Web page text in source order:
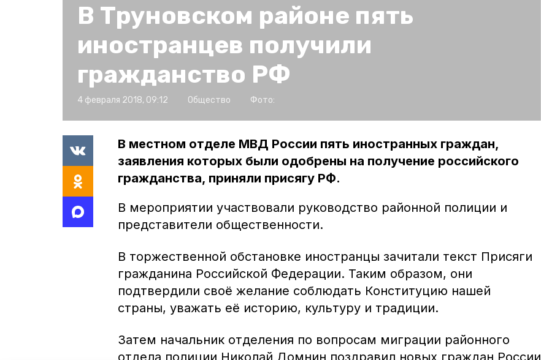
В Труновском районе пять
иностранцев получили
гражданство РФ
4 февраля 2018, 09:12 Общество Фото:
В местном отделе МВД России пять иностранных граждан,
заявления которых были одобрены на получение российского
гражданства, приняли присягу РФ.
В мероприятии участвовали руководство районной полиции и
представители общественности.
В торжественной обстановке иностранцы зачитали текст Присяги
гражданина Российской Федерации. Таким образом, они
подтвердили своё желание соблюдать Конституцию нашей
страны, уважать её историю, культуру и традиции.
Затем начальник отделения по вопросам миграции районного
отдела полиции Николай Домнин поздравил новых граждан России